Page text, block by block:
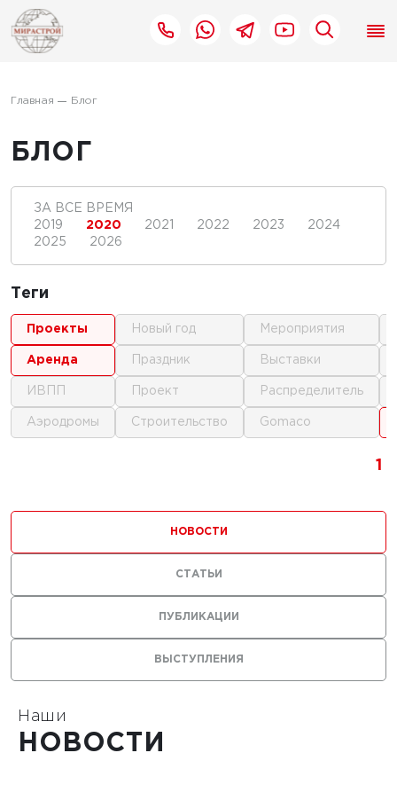
Главная Блог
БЛОГ
1
г.
ВЫСТУПЛЕНИЯ
ПУБЛИКАЦИИ
НОВОСТИ
СТАТЬИ
ЗА ВСЕ ВРЕМЯ
2019
2020 2021 2022 2023
2024
2025
2026
Теги
проекты
аренда
ИВПП
аэродромы
новый год
праздник
проект
строительство
мероприятия
выставки
распределитель
gomaco
Наши
НОВОСТИ